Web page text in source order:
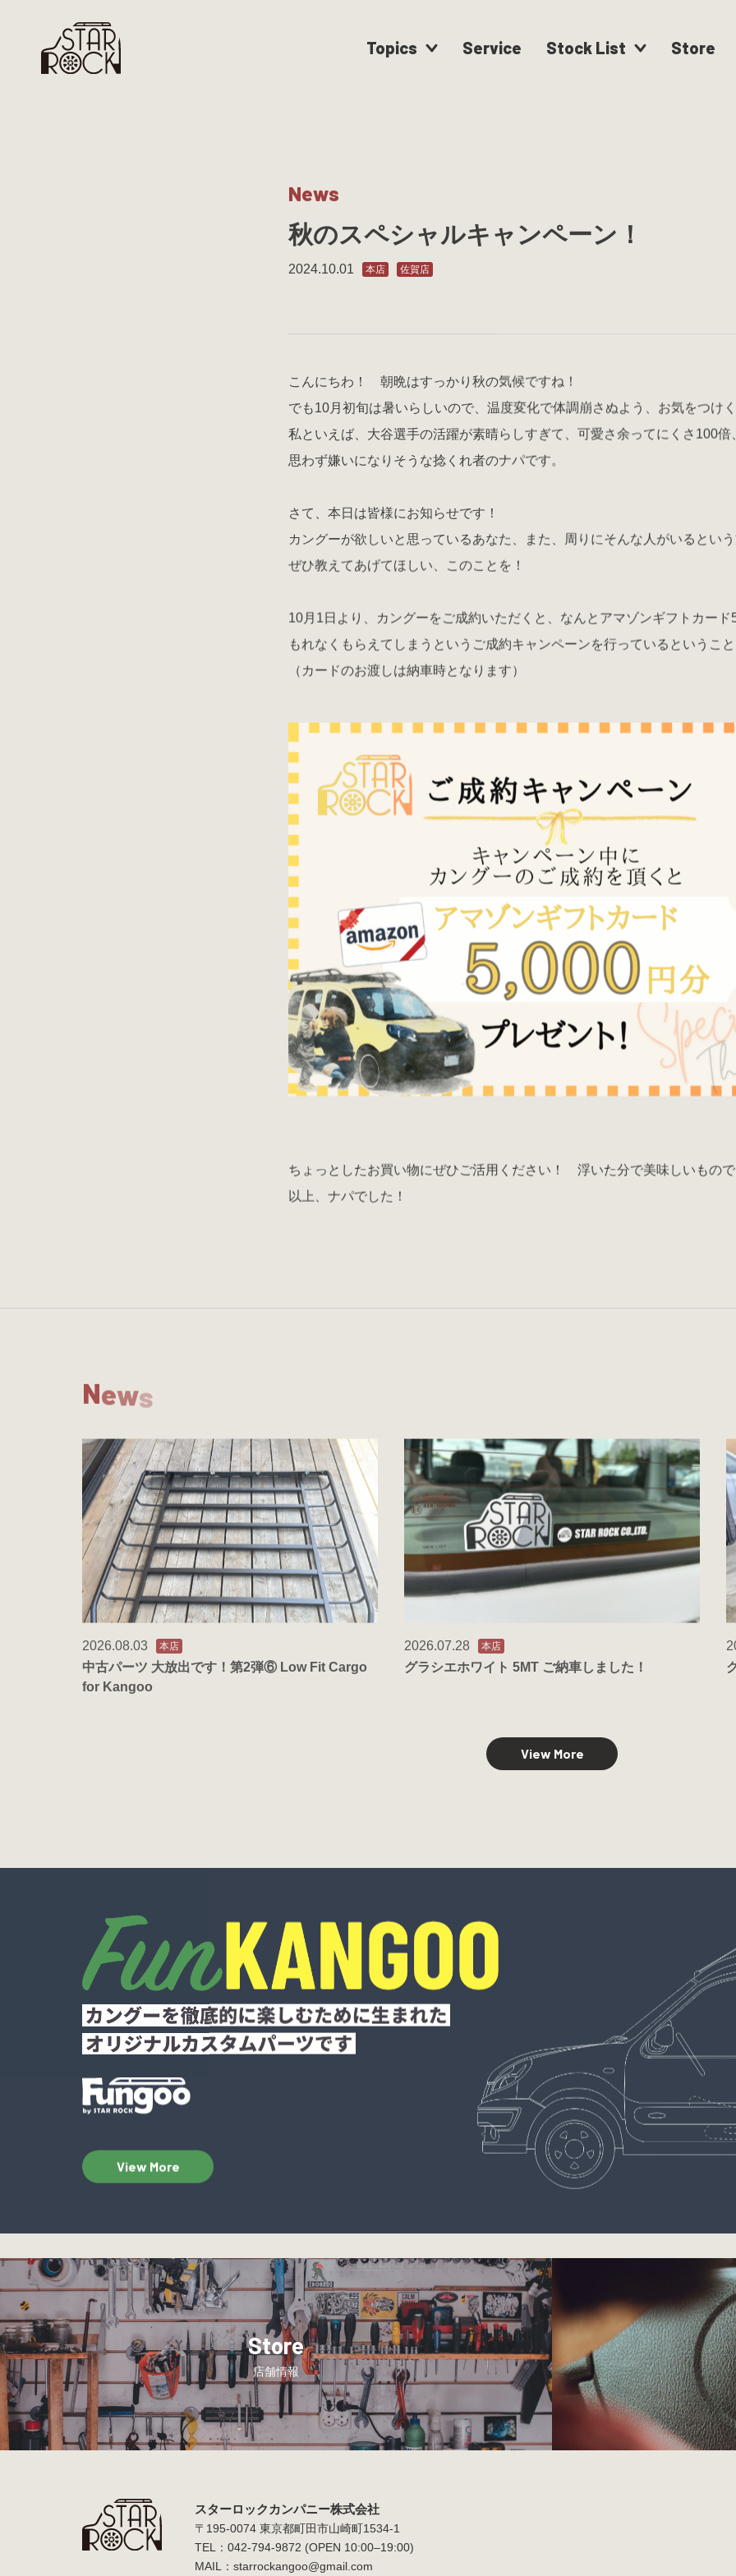
Topics Service Stock List Store
News
秋のスペシャルキャンペーン！
2024.10.01 本店 佐賀店
こんにちわ！ 朝晩はすっかり秋の気候ですね！
でも10月初旬は暑いらしいので、温度変化で体調崩さぬよう、お気をつけ
私といえば、大谷選手の活躍が素晴らしすぎて、可愛さ余ってにくさ100倍
思わず嫌いになりそうな捻くれ者のナパです。
さて、本日は皆様にお知らせです！
カングーが欲しいと思っているあなた、また、周りにそんな人がいるとい
ぜひ教えてあげてほしい、このことを！
10月1日より、カングーをご成約いただくと、なんとアマゾンギフトカード
もれなくもらえてしまうというご成約キャンペーンを行っているというこ
（カードのお渡しは納車時となります）
ちょっとしたお買い物にぜひご活用ください！ 浮いた分で美味しいもの
以上、ナパでした！
News
2026.08.03 本店
中古パーツ 大放出です！第2弾⑥ Low Fit Cargo
for Kangoo
2026.07.28 本店
グラシエホワイト 5MT ご納車しました！
View More
View More
Store
店舗情報
スターロックカンパニー株式会社
〒195-0074 東京都町田市山崎町1534-1
TEL： 042-794-9872 (OPEN 10:00–19:00)
MAIL： starrockangoo@gmail.com